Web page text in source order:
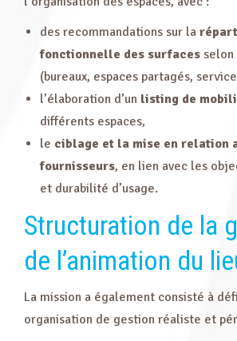
des recommandations sur la
fonctionnelle des surfaces selon
(bureaux, espaces partagés,
l’élaboration d’un listing de
différents espaces,
le ciblage et la mise en relation
fournisseurs, en lien avec les
et durabilité d’usage.
Structuration de la
de l’animation du
La mission a également consisté à
organisation de gestion réaliste et